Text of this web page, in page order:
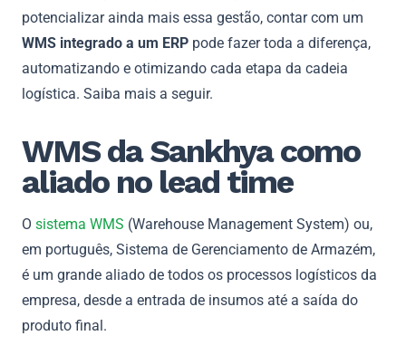
potencializar ainda mais essa gestão, contar com um
WMS integrado a um ERP pode fazer toda a diferença,
automatizando e otimizando cada etapa da cadeia
logística. Saiba mais a seguir.
WMS da Sankhya como
aliado no lead time
O sistema WMS (Warehouse Management System) ou,
em português, Sistema de Gerenciamento de Armazém,
é um grande aliado de todos os processos logísticos da
empresa, desde a entrada de insumos até a saída do
produto final.